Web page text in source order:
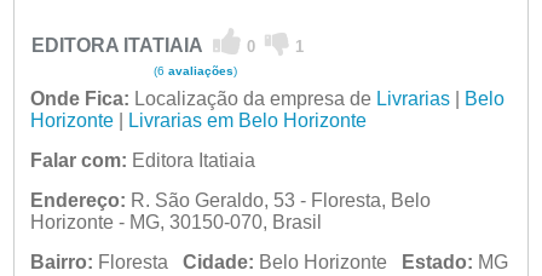
EDITORA ITATIAIA 0 1
(6 avaliações)
Onde Fica: Localização da empresa de Livrarias|
Belo
Horizonte|
Livrarias em Belo Horizonte
Falar com: Editora Itatiaia
Endereço: R. São Geraldo, 53 - Floresta, Belo
Horizonte - MG, 30150-070, Brasil
Bairro: Floresta Cidade: Belo Horizonte Estado: MG